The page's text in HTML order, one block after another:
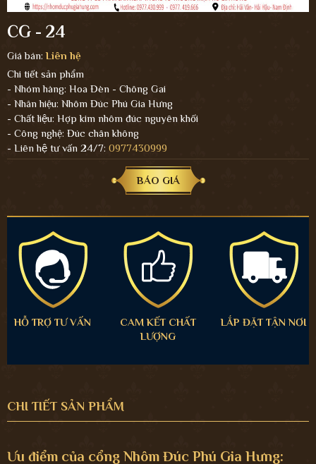
CG - 24
Giá bán:Liên hệ
Chi tiết sản phẩm
- Nhóm hàng: Hoa Đèn - Chông Gai
- Nhãn hiệu: Nhôm Đúc Phú Gia Hưng
- Chất liệu: Hợp kim nhôm đúc nguyên khối
- Công nghệ: Đúc chân không
- Liên hệ tư vấn 24/7: 0977430999
BÁO GIÁ
HỖ TRỢ TƯ VẤN
CAM KẾT CHẤT
LƯỢNG
LẮP ĐẶT TẬN NƠI
CHI TIẾT SẢN PHẨM
Ưu điểm của cổng Nhôm Đúc Phú Gia Hưng: